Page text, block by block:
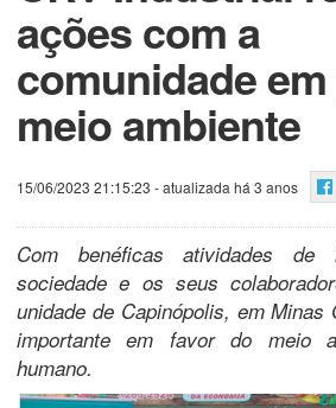
ações com a
comunidade
meio ambiente
15/06/2023 21:15:23 - atualizada há 3 anos
Com benéficas atividades de
sociedade e os seus
unidade de Capinópolis, em Minas
importante em favor do meio
humano.